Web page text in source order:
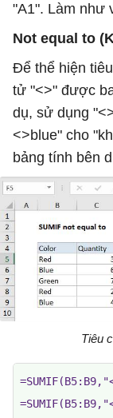
"A1". Làm như
Not equal to
Để thể hiện
tử "<>" được
dụ, sử dụng
<>blue" cho
bảng tính bên
Tiêu